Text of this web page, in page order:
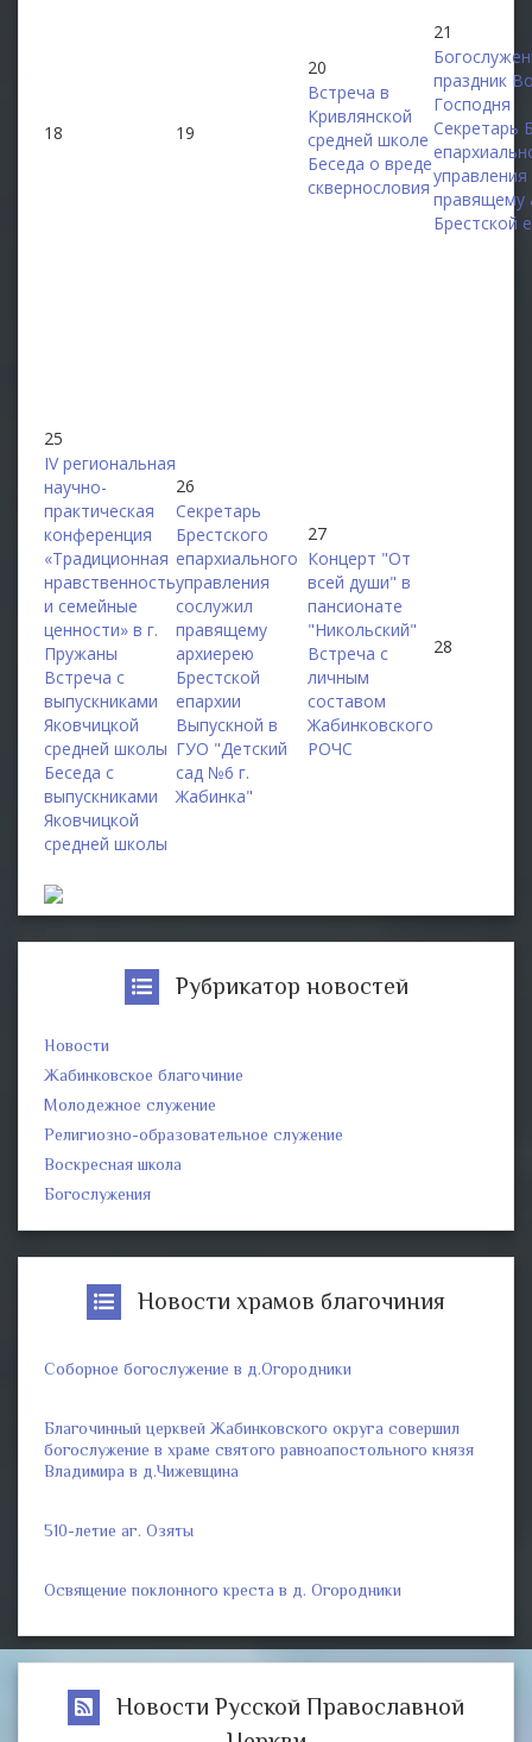
18 19
20
Встреча в
Кривлянской
средней школе
Беседа о вреде
сквернословия
21
праздник
Господня
Секретарь
правящему
Брестской
25
IV региональная
научно-
практическая
конференция
«Традиционная
нравственность
и семейные
ценности» в г.
Пружаны
Встреча с
выпускниками
Яковчицкой
средней школы
Беседа с
выпускниками
Яковчицкой
средней школы
26
Секретарь
Брестского
епархиального
управления
сослужил
правящему
архиерею
Брестской
епархии
Выпускной в
ГУО "Детский
сад №6 г.
Жабинка"
27
Концерт "От
всей души" в
пансионате
"Никольский"
Встреча с
личным
составом
Жабинковского
РОЧС
28
Рубрикатор новостей
Новости
Жабинковское благочиние
Молодежное служение
Религиозно-образовательное служение
Воскресная школа
Богослужения
Новости храмов благочиния
Соборное богослужение в д.Огородники
Благочинный церквей Жабинковского округа совершил
богослужение в храме святого равноапостольного князя
Владимира в д.Чижевщина
510-летие аг. Озяты
Освящение поклонного креста в д. Огородники
Новости Русской Православной